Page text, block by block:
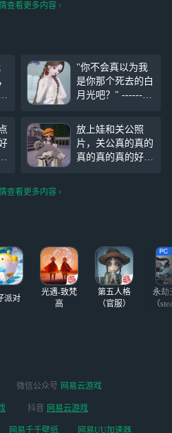
查看更多内容
"你不会真以为我
是你那个死去的白
月光吧？″ ------
放上娃和关公照
片，关公真的真的
真的真的真的好可
查看更多内容
派对
光遇-致梵
高
第五人格
（官服）
永劫
（
微信公众号 网易云游戏
抖音 网易云游戏
网易千千壁纸 网易UU加速器